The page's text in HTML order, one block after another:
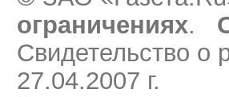
ограничениях.
Свидетельство
27.04.2007 г.